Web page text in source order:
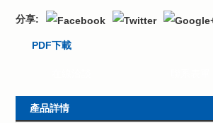
水產系列產品
分享:
PDF下載
產品詳情